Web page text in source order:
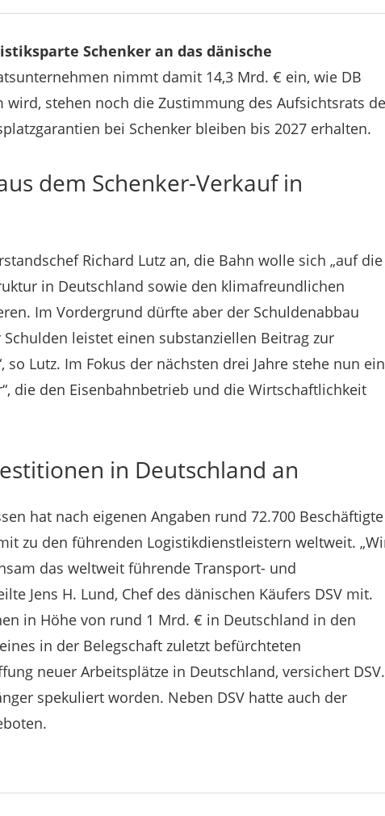
Schenker an das dänische
nimmt damit 14,3 Mrd. € ein, wie DB
stehen noch die Zustimmung des Aufsichtsrats
bei Schenker bleiben bis 2027 erhalten.
dem Schenker-Verkauf in
Richard Lutz an, die Bahn wolle sich „auf die
in Deutschland sowie den klimafreundlichen
Im Vordergrund dürfte aber der Schuldenabbau
leistet einen substanziellen Beitrag zur
Lutz. Im Fokus der nächsten drei Jahre stehe nun
die den Eisenbahnbetrieb und die Wirtschaftlichkeit
in Deutschland an
hat nach eigenen Angaben rund 72.700 Beschäftigte
zu den führenden Logistikdienstleistern weltweit.
das weltweit führende Transport- und
Jens H. Lund, Chef des dänischen Käufers DSV mit.
in Höhe von rund 1 Mrd. € in Deutschland in den
in der Belegschaft zuletzt befürchteten
neuer Arbeitsplätze in Deutschland, versichert DSV.
spekuliert worden. Neben DSV hatte auch der